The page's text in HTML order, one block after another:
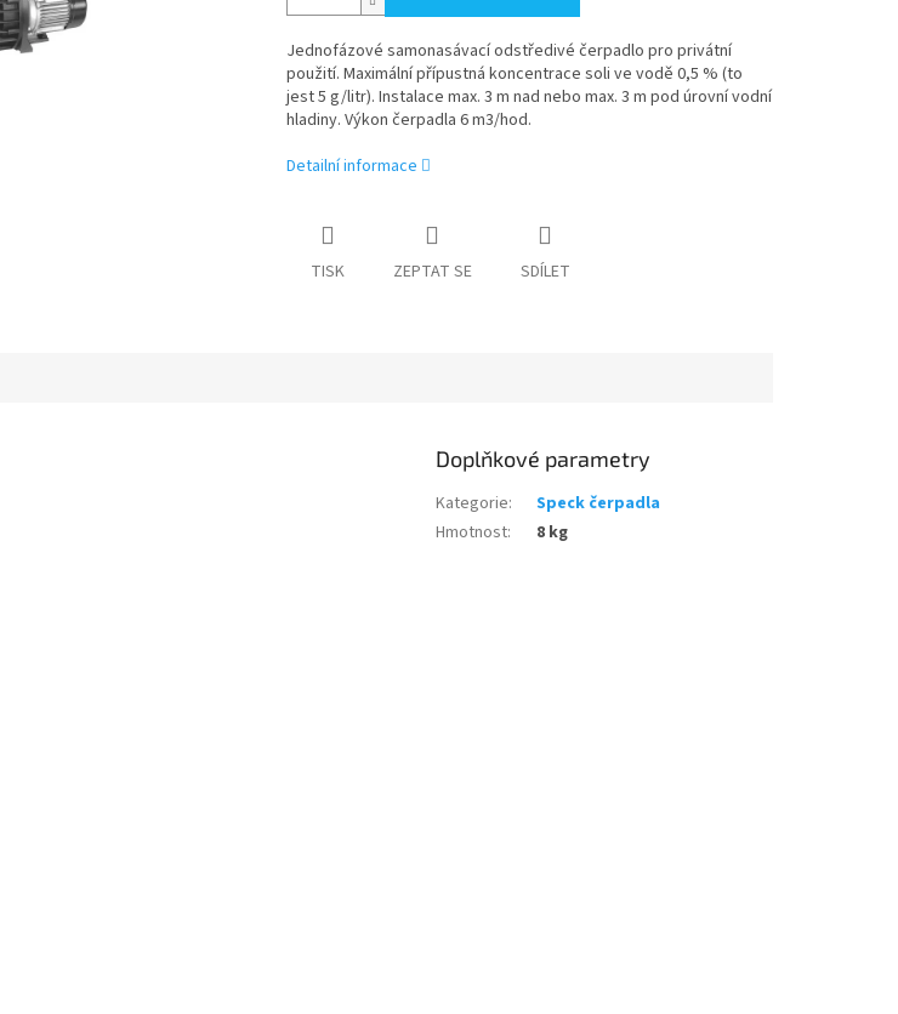
Jednofázové samonasávací odstředivé čerpadlo pro privátní
použití. Maximální přípustná koncentrace soli ve vodě 0,5 % (to
jest 5 g/litr). Instalace max. 3 m nad nebo max. 3 m pod úrovní vodní
hladiny. Výkon čerpadla 6 m3/hod.
Detailní informace
TISK ZEPTAT SE SDÍLET
Doplňkové parametry
Kategorie:
Speck čerpadla
Hmotnost: 8 kg